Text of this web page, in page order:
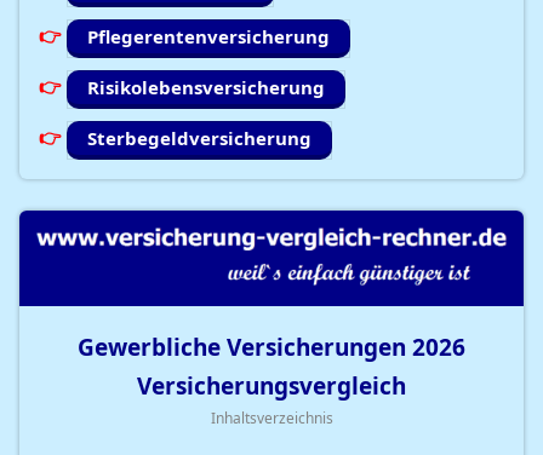
Pflegerentenversicherung
Risikolebensversicherung
Sterbegeldversicherung
Gewerbliche Versicherungen 2026
Versicherungsvergleich
Inhaltsverzeichnis